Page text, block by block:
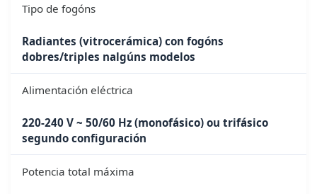
Tipo de fogóns
Radiantes (vitrocerámica) con fogóns
dobres/triples nalgúns modelos
Alimentación eléctrica
220-240 V ~ 50/60 Hz (monofásico) ou trifásico
segundo configuración
Potencia total máxima